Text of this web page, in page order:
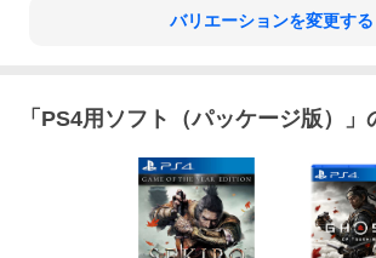
バリエーションを変更する
「 PS4用ソフト（パッケージ版）